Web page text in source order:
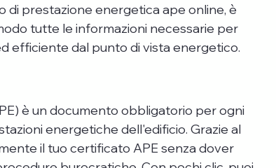
di prestazione energetica ape online, è
tutte le informazioni necessarie per
efficiente dal punto di vista energetico.
è un documento obbligatorio per ogni
energetiche dell'edificio. Grazie al
il tuo certificato APE senza dover